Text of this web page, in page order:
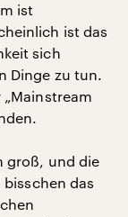
ist
ist das
sich
Dinge zu tun.
groß, und die
das